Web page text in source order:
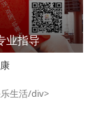
业指导
生活/div>